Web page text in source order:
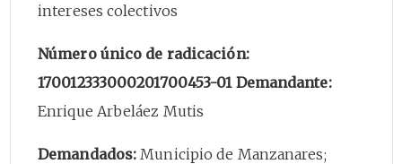
intereses colectivos
Número único de radicación:
170012333000201700453-01 Demandante:
Enrique Arbeláez Mutis
Demandados: Municipio de Manzanares;